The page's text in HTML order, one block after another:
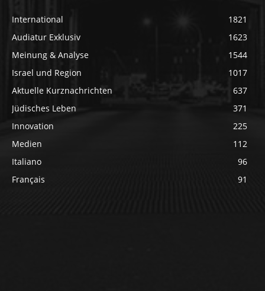
International
1821
Audiatur Exklusiv
1623
Meinung & Analyse
1544
Israel und Region
1017
Aktuelle Kurznachrichten
637
Jüdisches Leben
371
Innovation
225
Medien
112
Italiano
96
Français
91